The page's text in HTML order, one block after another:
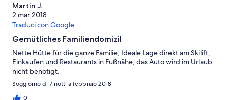
Martin J.
2 mar 2018
Traduci con Google
Gemütliches Familiendomizil
Nette Hütte für die ganze Familie; Ideale Lage direkt am Skilift;
Einkaufen und Restaurants in Fußnähe; das Auto wird im Urlaub
nicht benötigt.
Soggiorno di 7 notti a febbraio 2018
0